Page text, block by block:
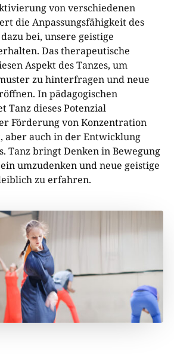
von verschiedenen
die Anpassungsfähigkeit des
bei, unsere geistige
Das therapeutische
Aspekt des Tanzes, um
zu hinterfragen und neue
In pädagogischen
Tanz dieses Potenzial
Förderung von Konzentration
aber auch in der Entwicklung
Tanz bringt Denken in Bewegung
umzudenken und neue geistige
zu erfahren.